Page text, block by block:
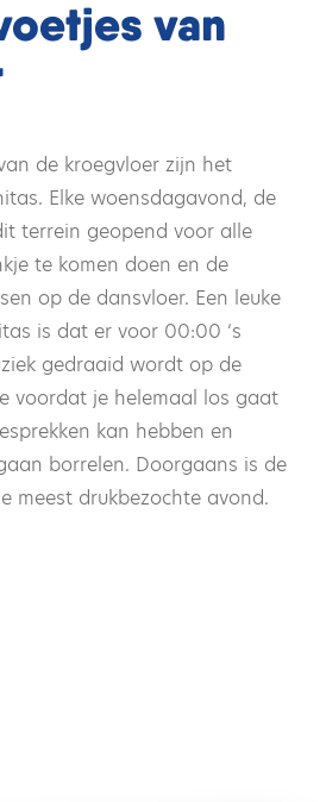
van
de kroegvloer zijn het
Elke woensdagavond, de
terrein geopend voor alle
te komen doen en de
op de dansvloer. Een leuke
is dat er voor 00:00 ‘s
gedraaid wordt op de
voordat je helemaal los gaat
kan hebben en
borrelen. Doorgaans is de
meest drukbezochte avond.